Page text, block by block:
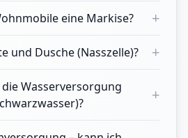
eine Markise? +
und Dusche (Nasszelle)? +
Wasserversorgung
+